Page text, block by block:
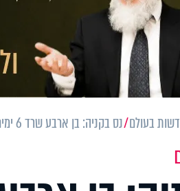
בעולם נס בקניה: בן ארבע שרד 6 ימים במדבר, ונמצא כשהוא מוקף בתנים וצבועים